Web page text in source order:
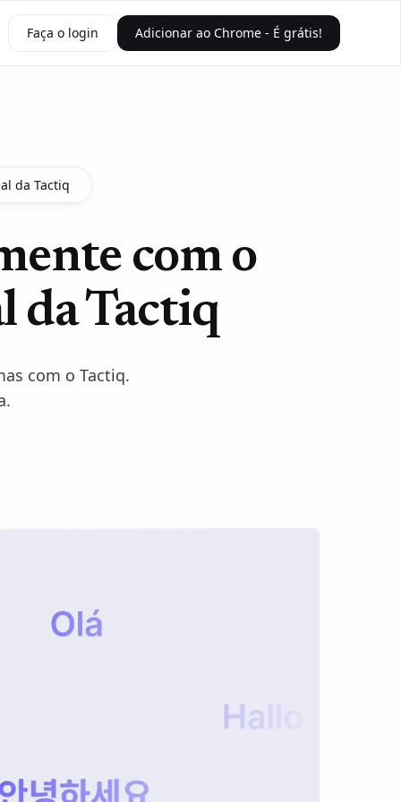
Faça o login Adicionar ao Chrome - É grátis!
da Tactiq
com o
da Tactiq
com o Tactiq.